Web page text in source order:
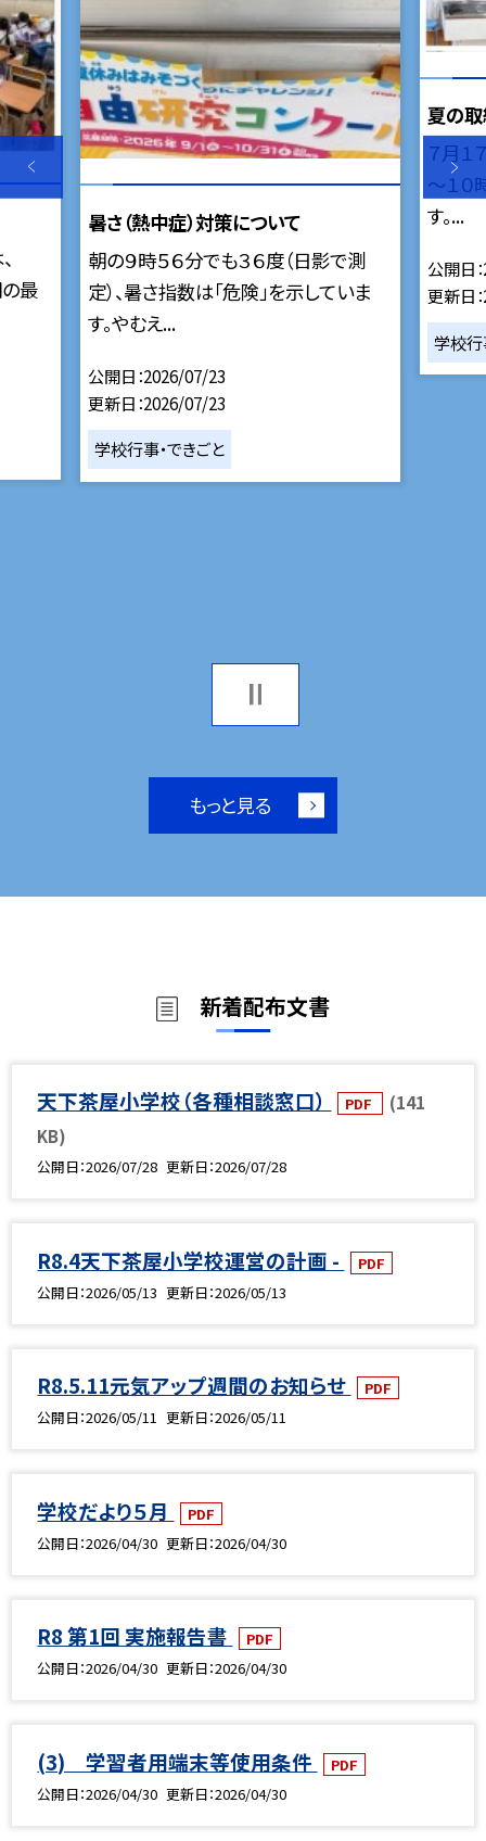
最
暑さ（熱中症）対策について
朝の９時５６分でも３６度（日影で測
定）、暑さ指数は「危険」を示していま
す。やむえ...
公開日 2026/07/23
更新日 2026/07/23
学校行事・できごと
夏の
７月１
～１０
す。...
公開日
更新日
学校行
もっと見る
新着配布文書
天下茶屋小学校（各種相談窓口） PDF
(141
KB)
公開日 2026/07/28 更新日 2026/07/28
R8.4天下茶屋小学校運営の計画 -
PDF
公開日 2026/05/13 更新日 2026/05/13
R8.5.11元気アップ週間のお知らせ
PDF
公開日 2026/05/11 更新日 2026/05/11
学校だより５月
PDF
公開日 2026/04/30 更新日 2026/04/30
R8 第1回 実施報告書
PDF
公開日 2026/04/30 更新日 2026/04/30
(3) 学習者用端末等使用条件
PDF
公開日 2026/04/30 更新日 2026/04/30